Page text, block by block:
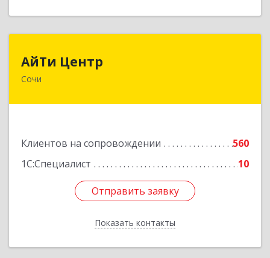
АйТи Центр
Сочи
Клиентов на сопровождении
560
1С:Специалист
10
Отправить заявку
Показать контакты
354000, Краснодарский край, Сочи, Московская
Отправить заявку
Назад